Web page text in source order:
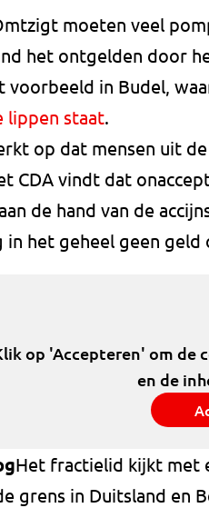
moeten veel
het ontgelden door
voorbeeld in Budel,
lippen staat.
op dat mensen uit
CDA vindt dat
de hand van de
in het geheel geen
op 'Accepteren' om de
en de
Het fractielid kijkt met
grens in Duitsland en